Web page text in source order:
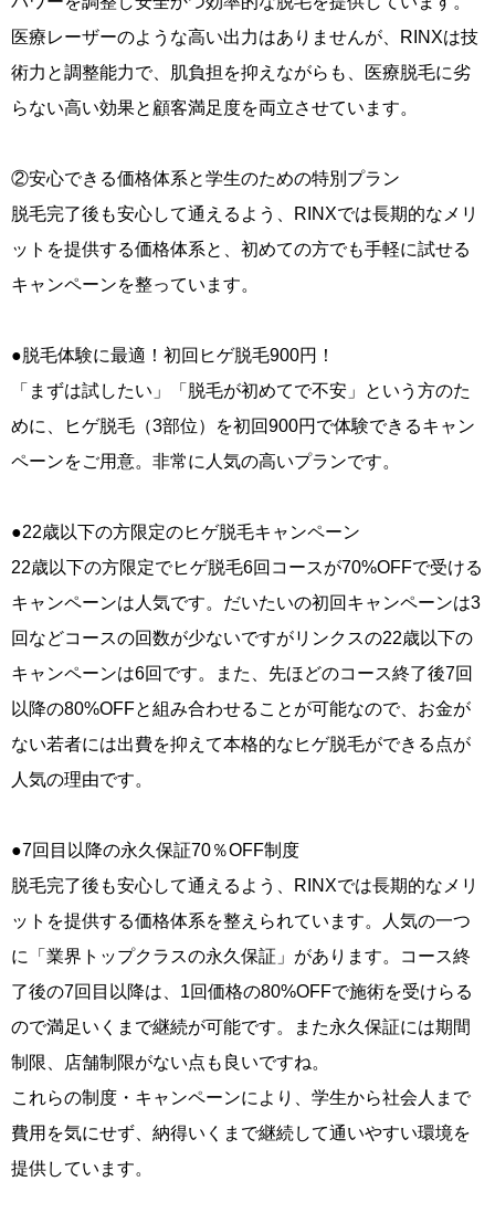
医療レーザーのような高い出力はありませんが、RINXは技
術力と調整能力で、肌負担を抑えながらも、医療脱毛に劣
らない高い効果と顧客満足度を両立させています。
②安心できる価格体系と学生のための特別プラン
脱毛完了後も安心して通えるよう、RINXでは長期的なメリ
ットを提供する価格体系と、初めての方でも手軽に試せる
キャンペーンを整っています。
●脱毛体験に最適！初回ヒゲ脱毛900円！
「まずは試したい」「脱毛が初めてで不安」という方のた
めに、ヒゲ脱毛（3部位）を初回900円で体験できるキャン
ペーンをご用意。非常に人気の高いプランです。
●22歳以下の方限定のヒゲ脱毛キャンペーン
22歳以下の方限定でヒゲ脱毛6回コースが70%OFFで受ける
キャンペーンは人気です。だいたいの初回キャンペーンは3
回などコースの回数が少ないですがリンクスの22歳以下の
キャンペーンは6回です。また、先ほどのコース終了後7回
以降の80%OFFと組み合わせることが可能なので、お金が
ない若者には出費を抑えて本格的なヒゲ脱毛ができる点が
人気の理由です。
●7回目以降の永久保証70％OFF制度
脱毛完了後も安心して通えるよう、RINXでは長期的なメリ
ットを提供する価格体系を整えられています。人気の一つ
に「業界トップクラスの永久保証」があります。コース終
了後の7回目以降は、1回価格の80%OFFで施術を受けらる
ので満足いくまで継続が可能です。また永久保証には期間
制限、店舗制限がない点も良いですね。
これらの制度・キャンペーンにより、学生から社会人まで
費用を気にせず、納得いくまで継続して通いやすい環境を
提供しています。